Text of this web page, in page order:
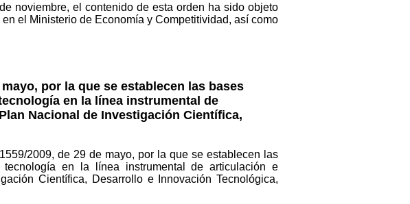
noviembre, el contenido de esta orden ha sido objeto
el Ministerio de Economía y Competitividad, así como
por la que se establecen las bases
en la línea instrumental de
Nacional de Investigación Científica,
2009, de 29 de mayo, por la que se establecen las
en la línea instrumental de articulación e
Científica, Desarrollo e Innovación Tecnológica,